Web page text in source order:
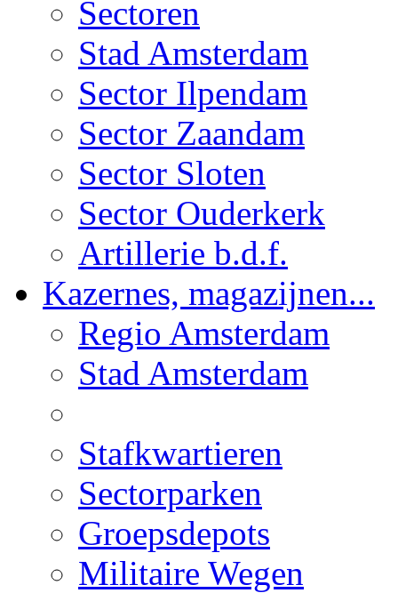
Sectoren
Stad Amsterdam
Sector Ilpendam
Sector Zaandam
Sector Sloten
Sector Ouderkerk
Artillerie b.d.f.
Kazernes, magazijnen...
Regio Amsterdam
Stad Amsterdam
Stafkwartieren
Sectorparken
Groepsdepots
Militaire Wegen